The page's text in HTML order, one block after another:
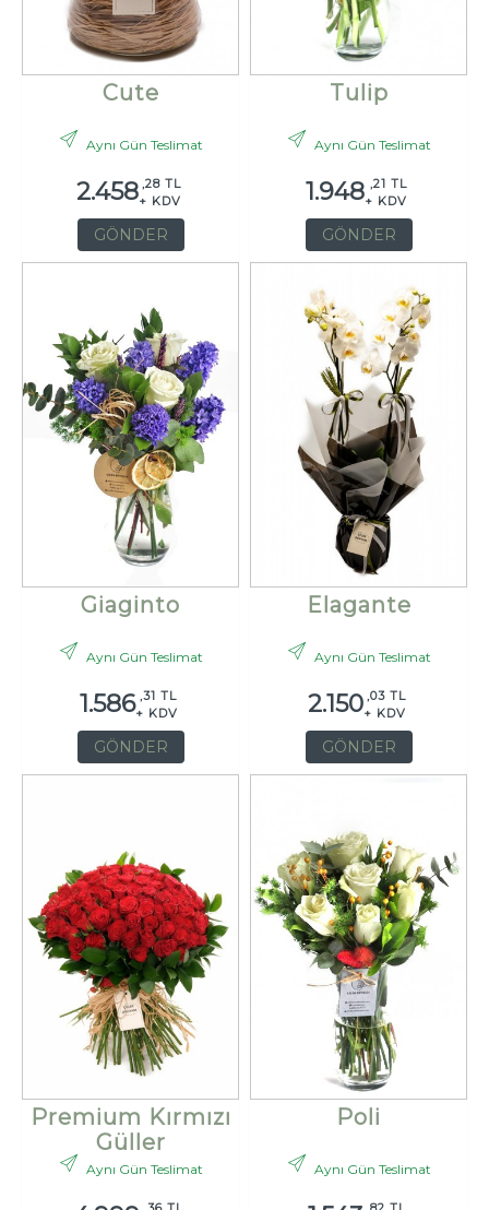
Cute
Aynı Gün Teslimat
2.458 ,28 TL
+ KDV
GÖNDER
Tulip
Aynı Gün Teslimat
1.948 ,21 TL
+ KDV
GÖNDER
Giaginto
Aynı Gün Teslimat
1.586 ,31 TL
+ KDV
GÖNDER
Elagante
Aynı Gün Teslimat
2.150 ,03 TL
+ KDV
GÖNDER
Premium Kırmızı
Güller
Aynı Gün Teslimat
Poli
Aynı Gün Teslimat